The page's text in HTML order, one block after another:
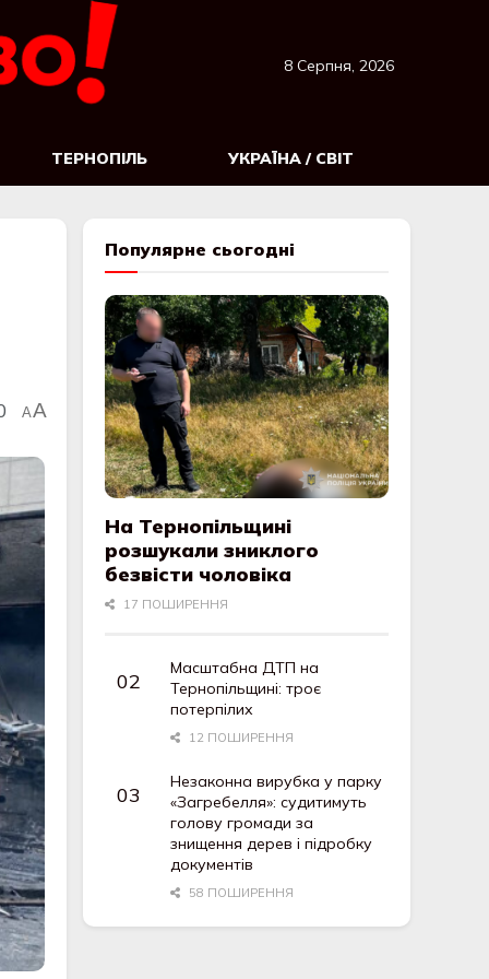
8 Серпня, 2026
ТЕРНОПІЛЬ УКРАЇНА / СВІТ
AA
Популярне сьогодні
На Тернопільщині
розшукали зниклого
безвісти чоловіка
17 ПОШИРЕННЯ
Масштабна ДТП на
Тернопільщині: троє
потерпілих
12 ПОШИРЕННЯ
Незаконна вирубка у парку
«Загребелля»: судитимуть
голову громади за
знищення дерев і підробку
документів
58 ПОШИРЕННЯ